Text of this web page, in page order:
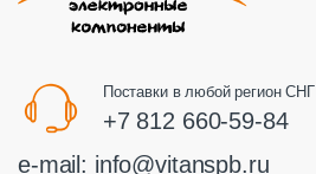
Поставки в любой регион СНГ
+7 812 660-59-84
e-mail: info@vitanspb.ru